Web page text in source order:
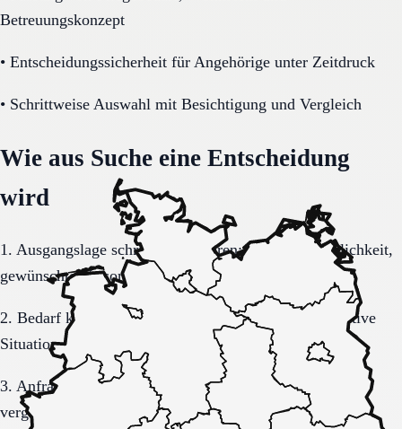
Betreuungskonzept
• Entscheidungssicherheit für Angehörige unter Zeitdruck
• Schrittweise Auswahl mit Besichtigung und Vergleich
Wie aus Suche eine Entscheidung
wird
1. Ausgangslage schriftlich sortieren: Region, Dringlichkeit,
gewünschte Versorgungsform.
2. Bedarf konkretisieren: Pflegegrad, Mobilität, kognitive
Situation, Kostenrahmen.
3. Anfrage sauber formulieren, damit Rückmeldungen
vergleichbar bleiben.